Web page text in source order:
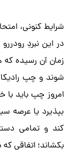
شرایط کنونی،
در این نبردِ
زمان آن رسیده
شوند و چپ
امروز چپ باید با
بپذیرد یا عرصه
کند و تمامی
بکشاند؛ اتفاقی